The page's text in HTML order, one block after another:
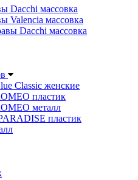
Dacchi массовка
Valencia массовка
Dacchi массовка
Classic женские
пластик
металл
пластик